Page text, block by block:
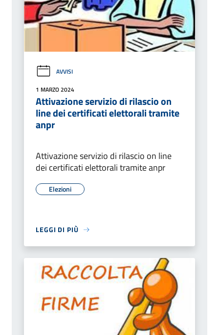
AVVISI
1 MARZO 2024
Attivazione servizio di rilascio on
line dei certificati elettorali tramite
anpr
Attivazione servizio di rilascio on line
dei certificati elettorali tramite anpr
Elezioni
LEGGI DI PIÙ